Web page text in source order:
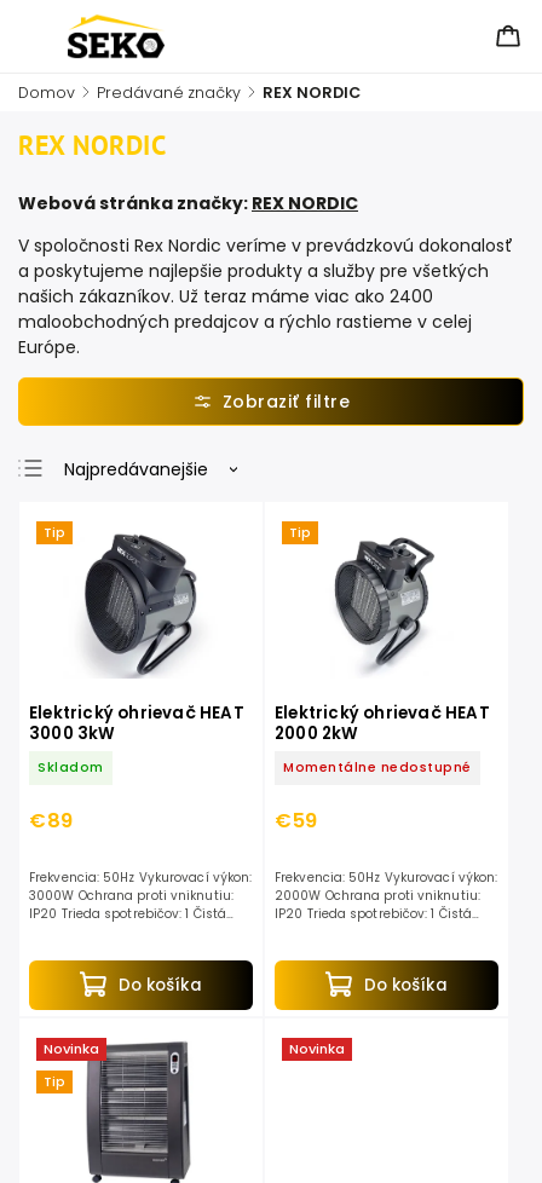
Domov / Predávané značky / REX NORDIC
REX NORDIC
Webová stránka značky: REX NORDIC
V spoločnosti Rex Nordic veríme v prevádzkovú dokonalosť
a poskytujeme najlepšie produkty a služby pre všetkých
našich zákazníkov. Už teraz máme viac ako 2400
maloobchodných predajcov a rýchlo rastieme v celej
Európe.
Najpredávanejšie
Najdrahšie
Abecedne
Tip
Elektrický ohrievač HEAT
3000 3kW
Skladom
€89
Do košíka
Frekvencia: 50Hz Vykurovací výkon:
3000W Ochrana proti vniknutiu:
IP20 Trieda spotrebičov: 1 Čistá
Tip
Elektrický ohrievač HEAT
2000 2kW
Momentálne nedostupné
€59
Do košíka
Frekvencia: 50Hz Vykurovací výkon:
2000W Ochrana proti vniknutiu:
IP20 Trieda spotrebičov: 1 Čistá
Novinka
Tip
Novinka